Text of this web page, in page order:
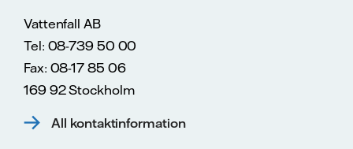
Vattenfall AB
Tel: 08-739 50 00
Fax: 08-17 85 06
169 92 Stockholm
All kontaktinformation